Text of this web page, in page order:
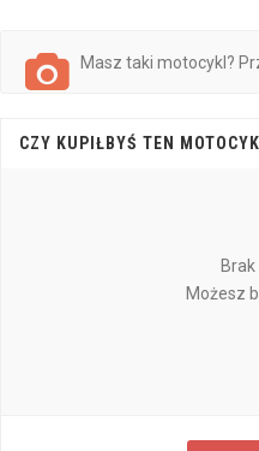
Masz taki motocykl?
CZY KUPIŁBYŚ TEN
Brak
Możesz